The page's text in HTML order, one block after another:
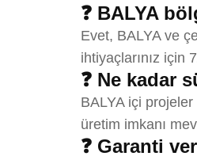
❓ BALYA
Evet, BALYA ve
ihtiyaçlarınız için
❓ Ne kadar
BALYA içi
üretim imkanı
❓ Garanti